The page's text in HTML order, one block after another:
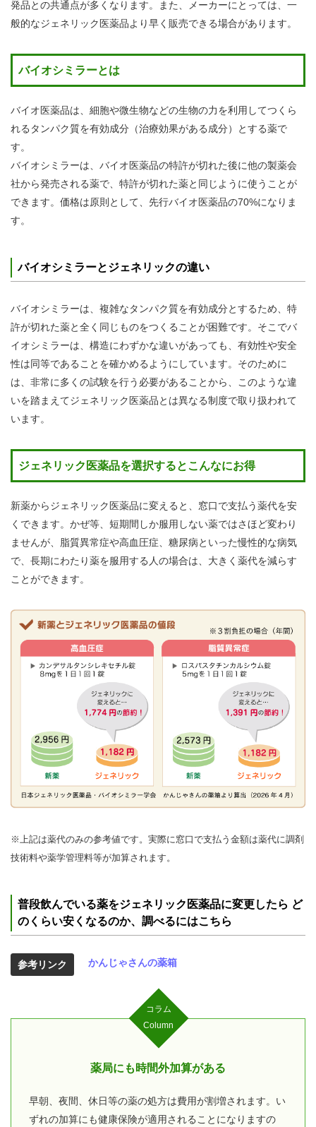
発品との共通点が多くなります。また、メーカーにとっては、一
般的なジェネリック医薬品より早く販売できる場合があります。
バイオシミラーとは
バイオ医薬品は、細胞や微生物などの生物の力を利用してつくら
れるタンパク質を有効成分（治療効果がある成分）とする薬で
す。
バイオシミラーは、バイオ医薬品の特許が切れた後に他の製薬会
社から発売される薬で、特許が切れた薬と同じように使うことが
できます。価格は原則として、先行バイオ医薬品の70%になりま
す。
バイオシミラーとジェネリックの違い
バイオシミラーは、複雑なタンパク質を有効成分とするため、特
許が切れた薬と全く同じものをつくることが困難です。そこでバ
イオシミラーは、構造にわずかな違いがあっても、有効性や安全
性は同等であることを確かめるようにしています。そのために
は、非常に多くの試験を行う必要があることから、このような違
いを踏まえてジェネリック医薬品とは異なる制度で取り扱われて
います。
ジェネリック医薬品を選択するとこんなにお得
新薬からジェネリック医薬品に変えると、窓口で支払う薬代を安
くできます。かぜ等、短期間しか服用しない薬ではさほど変わり
ませんが、脂質異常症や高血圧症、糖尿病といった慢性的な病気
で、長期にわたり薬を服用する人の場合は、大きく薬代を減らす
ことができます。
※上記は薬代のみの参考値です。実際に窓口で支払う金額は薬代に調剤
技術料や薬学管理料等が加算されます。
普段飲んでいる薬をジェネリック医薬品に変更したら ど
のくらい安くなるのか、調べるにはこちら
参考リンク かんじゃさんの薬箱
コラム
Column
薬局にも時間外加算がある
早朝、夜間、休日等の薬の処方は費用が割増されます。い
ずれの加算にも健康保険が適用されることになりますの